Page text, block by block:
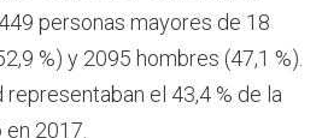
personas mayores de 18
%) y 2095 hombres (47,1 %).
el 43,4 % de la
2017.